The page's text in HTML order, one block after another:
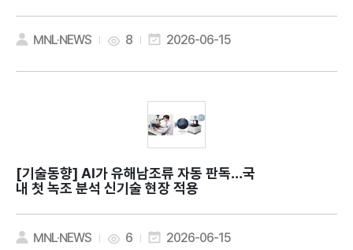
MNL·NEWS 8 2026-06-15
[기술동향]
내 첫 녹조 분석 신기술 현장 적용
MNL·NEWS 6 2026-06-15